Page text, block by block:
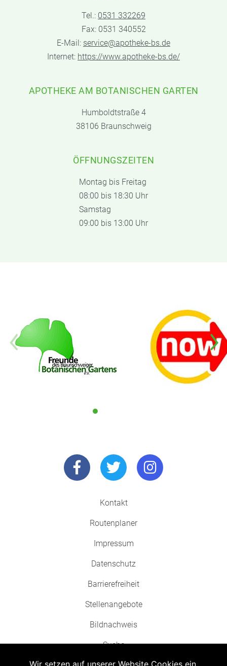
Tel.: 0531 332269
Fax: 0531 340552
E-Mail: service@apotheke-bs.de
Internet: https://www.apotheke-bs.de/
APOTHEKE AM BOTANISCHEN GARTEN
Humboldtstraße 4
38106 Braunschweig
ÖFFNUNGSZEITEN
Montag bis Freitag
08:00 bis 18:30 Uhr
Samstag
09:00 bis 13:00 Uhr
Kontakt
Routenplaner
Impressum
Datenschutz
Barrierefreiheit
Stellenangebote
Bildnachweis
Suche
Wir setzen auf unserer Website Cookies ein.